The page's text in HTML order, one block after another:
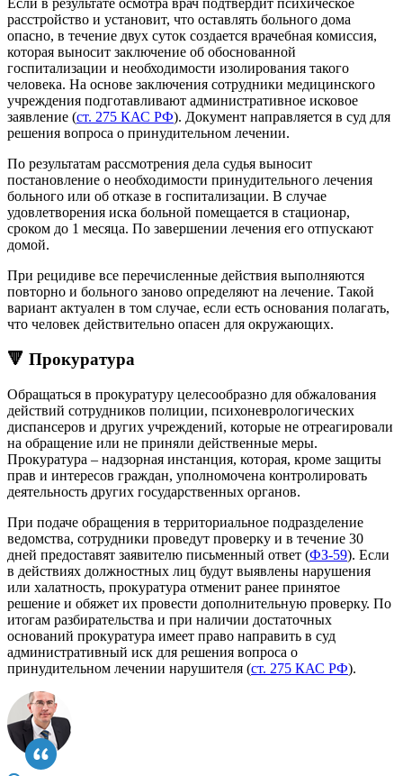
Если в результате осмотра врач подтвердит психическое
расстройство и установит, что оставлять больного дома
опасно, в течение двух суток создается врачебная комиссия,
которая выносит заключение об обоснованной
госпитализации и необходимости изолирования такого
человека. На основе заключения сотрудники медицинского
учреждения подготавливают административное исковое
заявление (ст. 275 КАС РФ). Документ направляется в суд для
решения вопроса о принудительном лечении.
По результатам рассмотрения дела судья выносит
постановление о необходимости принудительного лечения
больного или об отказе в госпитализации. В случае
удовлетворения иска больной помещается в стационар,
сроком до 1 месяца. По завершении лечения его отпускают
домой.
При рецидиве все перечисленные действия выполняются
повторно и больного заново определяют на лечение. Такой
вариант актуален в том случае, если есть основания полагать,
что человек действительно опасен для окружающих.
🔻 Прокуратура
Обращаться в прокуратуру целесообразно для обжалования
действий сотрудников полиции, психоневрологических
диспансеров и других учреждений, которые не отреагировали
на обращение или не приняли действенные меры.
Прокуратура – надзорная инстанция, которая, кроме защиты
прав и интересов граждан, уполномочена контролировать
деятельность других государственных органов.
При подаче обращения в территориальное подразделение
ведомства, сотрудники проведут проверку и в течение 30
дней предоставят заявителю письменный ответ (ФЗ-59). Если
в действиях должностных лиц будут выявлены нарушения
или халатность, прокуратура отменит ранее принятое
решение и обяжет их провести дополнительную проверку. По
итогам разбирательства и при наличии достаточных
оснований прокуратура имеет право направить в суд
административный иск для решения вопроса о
принудительном лечении нарушителя (ст. 275 КАС РФ).